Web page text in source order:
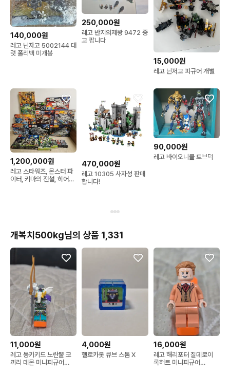
140,000원
레고 닌자고 5002144 대
럿 폴리백 미개봉
250,000원
레고 반지의제왕 9472 중
고 팝니다
15,000원
레고 닌저고 피규어 개별
1,200,000원
레고 스타워즈, 몬스터 파
이터, 키마의 전설, 히어로
470,000원
레고 10305 사자성 판매
합니다!
90,000원
레고 바이오니클 토브덕
개복치500kg님의 상품 1,331
11,000원
레고 몽키키드 노란뿔 코
끼리 데몬 미니피규어
4,000원
헬로카봇 큐브 스톰 X
16,000원
레고 해리포터 질데로이
록허트 미니피규어